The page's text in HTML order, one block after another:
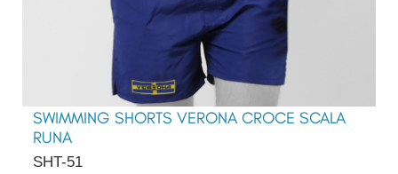
SWIMMING SHORTS VERONA CROCE SCALA
RUNA
SHT-51